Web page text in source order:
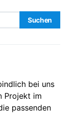
Suchen
bei uns
Projekt im
passenden